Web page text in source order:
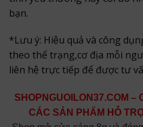
bạn.
*Lưu ý: Hiệu quả và công
theo thể trạng,cơ địa mỗi
liên hệ trực tiếp để được tư
SHOPNGUOILON37.COM –
CÁC SẢN PHẨM HỖ